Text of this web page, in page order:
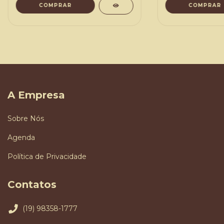
COMPRAR COMPRAR
A Empresa
Sobre Nós
Agenda
Política de Privacidade
Contatos
(19) 98358-1777